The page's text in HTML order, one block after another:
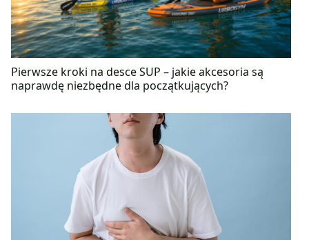
Pierwsze kroki na desce SUP – jakie akcesoria są
naprawdę niezbędne dla początkujących?